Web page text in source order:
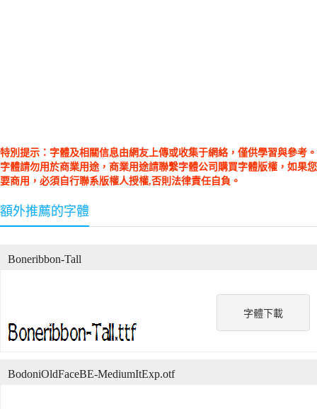
特別提示：字體及相關信息由網友上傳或收集于網絡，僅供學習與參考。
字體請勿用於商業用途，商業用途請聯繫字體公司購買字體版權，如果您
要商用，必須自行聯系版權人授權,否則法律責任自負。
額外推薦的字體
字體下載
Boneribbon-Tall
BodoniOldFaceBE-MediumItExp.otf